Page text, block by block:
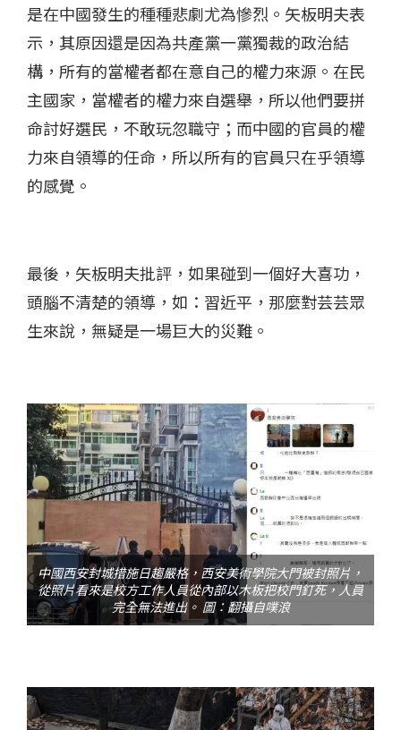
是在中國發生的種種悲劇尤為慘烈。矢板明夫表
示，其原因還是因為共產黨一黨獨裁的政治結
構，所有的當權者都在意自己的權力來源。在民
主國家，當權者的權力來自選舉，所以他們要拼
命討好選民，不敢玩忽職守；而中國的官員的權
力來自領導的任命，所以所有的官員只在乎領導
的感覺。
最後，矢板明夫批評，如果碰到一個好大喜功，
頭腦不清楚的領導，如：習近平，那麼對芸芸眾
生來說，無疑是一場巨大的災難。
中國西安封城措施日趨嚴格，西安美術學院大門被封照片，
從照片看來是校方工作人員從內部以木板把校門釘死，人員
完全無法進出。 圖：翻攝自噗浪